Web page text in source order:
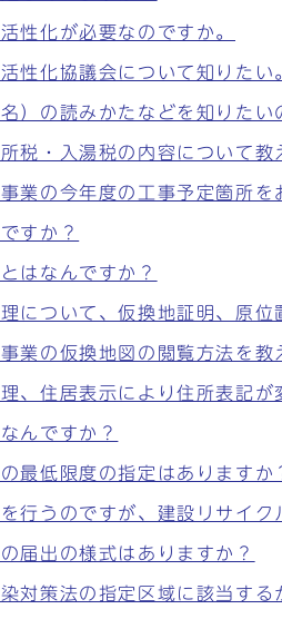
性化が必要なのですか。
性化協議会について知りたい
）の読みかたなどを知りたい
税・入湯税の内容について教
業の今年度の工事予定箇所を
すか？
はなんですか？
について、仮換地証明、原
業の仮換地図の閲覧方法を教
、住居表示により住所表記
んですか？
最低限度の指定はありますか
行うのですが、建設リサイク
届出の様式はありますか？
対策法の指定区域に該当する